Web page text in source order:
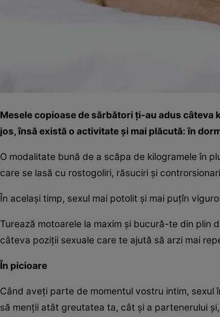
Mesele copioase de sărbători ţi-au adus câteva
jos, însă există o activitate şi mai plăcută: în
O modalitate bună de a scăpa de kilogramele în
care se lasă cu rostogoliri, răsuciri şi
În acelaşi timp, sexul mai potolit şi mai puţîn
Turează motoarele la maxim şi bucură-te din plin
câteva poziţii sexuale care te ajută să arzi mai
În picioare
Când aveţi parte de momentul vostru intim,
să menţii atât greutatea ta, cât şi a partenerului